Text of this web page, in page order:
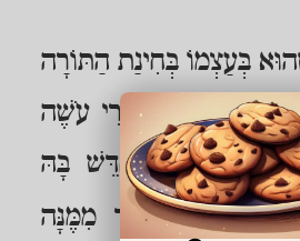
בְּעַצְמוֹ בְּחִינַת הַתּוֹרָה
בְּחִינַת "עֵץ פְּרִי עֹשֶׁה
יב), וְצָרִיךְ לְחַדֵּשׁ בָּהּ
וּלְהוֹלִיד מִמֶּנָּה